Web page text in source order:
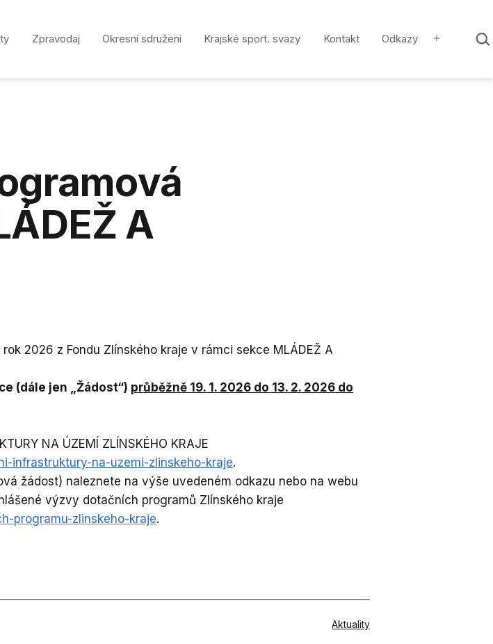
Zpravodaj Okresní sdružení Krajské sport. svazy Kontakt Odkazy
Otevřít
…
A
2026 z Fondu Zlínského kraje v rámci sekce MLÁDEŽ A
(dále jen „Žádost“) průběžně 19. 1. 2026 do 13. 2. 2026 do
NA ÚZEMÍ ZLÍNSKÉHO KRAJE
infrastruktury-na-uzemi-zlinskeho-kraje.
žádost) naleznete na výše uvedeném odkazu nebo na webu
výzvy dotačních programů Zlínského kraje
programu-zlinskeho-kraje.
V
Aktuality